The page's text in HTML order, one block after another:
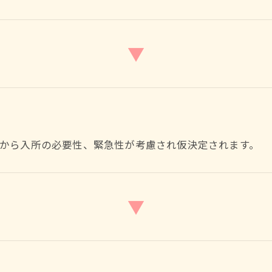
▼
入所の必要性、緊急性が考慮され仮決定されます。
▼